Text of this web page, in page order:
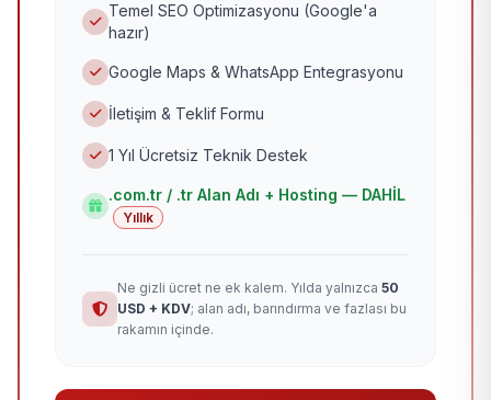
Temel SEO Optimizasyonu (Google'a
hazır)
Google Maps & WhatsApp Entegrasyonu
İletişim & Teklif Formu
1 Yıl Ücretsiz Teknik Destek
.com.tr / .tr Alan Adı + Hosting — DAHİL
Yıllık
Ne gizli ücret ne ek kalem. Yılda yalnızca 50
USD + KDV; alan adı, barındırma ve fazlası bu
rakamın içinde.